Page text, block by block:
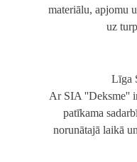
materiālu, apjomu
uz
Līga
Ar SIA ''Deksme''
patīkama
norunātajā laikā